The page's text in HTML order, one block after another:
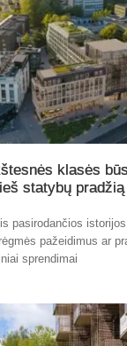
klasės
statybų pradžią
pasirodančios
pažeidimus ar
sprendimai